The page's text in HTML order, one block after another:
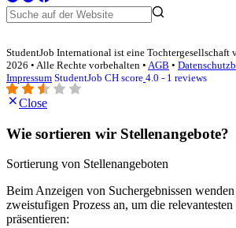
StudentJob International ist eine Tochtergesellschaft
2026 • Alle Rechte vorbehalten • AGB •
Impressum StudentJob CH score 4.0 - 1 reviews
Close
Wie sortieren wir Stellenangebote?
Sortierung von Stellenangeboten
Beim Anzeigen von Suchergebnissen
zweistufigen Prozess an, um die
präsentieren: